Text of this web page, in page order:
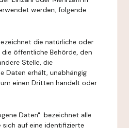
werden, folgende
die natürliche oder
die öffentliche Behörde, den
Stelle, die
Daten erhält, unabhängig
einen Dritten handelt oder
Daten": bezeichnet alle
auf eine identifizierte